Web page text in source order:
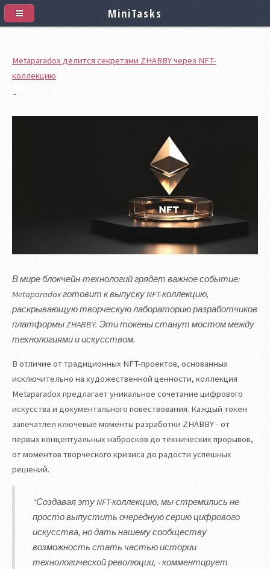
Metaparadox делится секретами ZHABBY через NFT-
коллекцию
В мире блокчейн-технологий грядет важное событие:
Metaparadox готовит к выпуску NFT-коллекцию,
раскрывающую творческую лабораторию разработчиков
платформы ZHABBY. Эти токены станут мостом между
технологиями и искусством.
В отличие от традиционных NFT-проектов, основанных
исключительно на художественной ценности, коллекция
Metaparadox предлагает уникальное сочетание цифрового
искусства и документального повествования. Каждый токен
запечатлел ключевые моменты разработки ZHABBY - от
первых концептуальных набросков до технических прорывов,
от моментов творческого кризиса до радости успешных
решений.
"Создавая эту NFT-коллекцию, мы стремились не
просто выпустить очередную серию цифрового
искусства, но дать нашему сообществу
возможность стать частью истории
технологической революции, - комментирует
MiniTasks